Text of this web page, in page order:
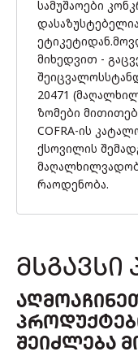
სამუშაოები
მიხედვით -
20471
ზომები
COFRA-ის
ქსოვილის
რაოდენობა.
ᲨᲔᲘᲫᲚᲔᲑᲐ